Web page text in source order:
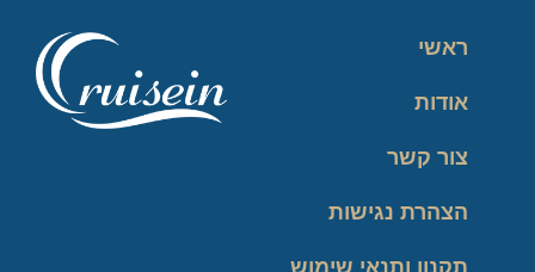
ראשי
אודות
צור קשר
הצהרת נגישות